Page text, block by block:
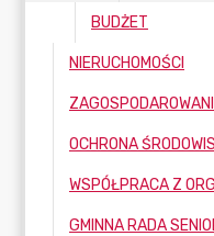
BUDŻET
NIERUCHOMOŚCI
OCHRONA
GMINNA RADA